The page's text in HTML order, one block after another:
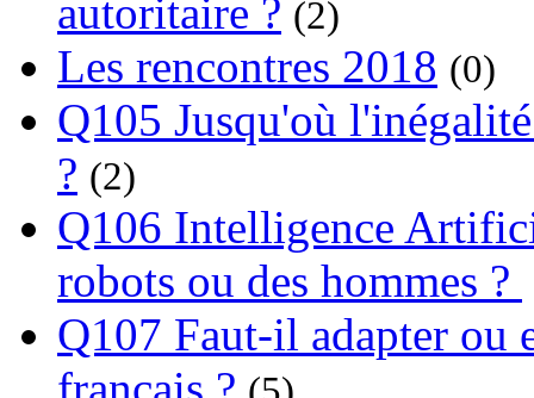
autoritaire ? (2)
Les rencontres 2018 (0)
Q105 Jusqu'où
? (2)
Q106 Intelligence
robots ou des hommes ?
Q107 Faut-il adapter ou
français ?